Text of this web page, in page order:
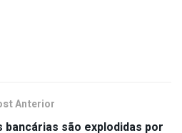
Anterior
bancárias são explodidas por